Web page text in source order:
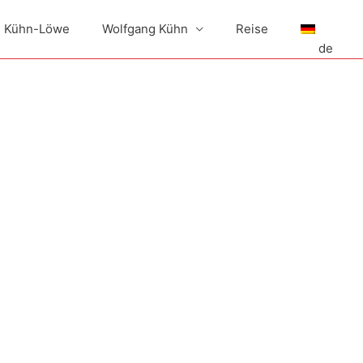
Kühn-Löwe Wolfgang Kühn
Reise
de